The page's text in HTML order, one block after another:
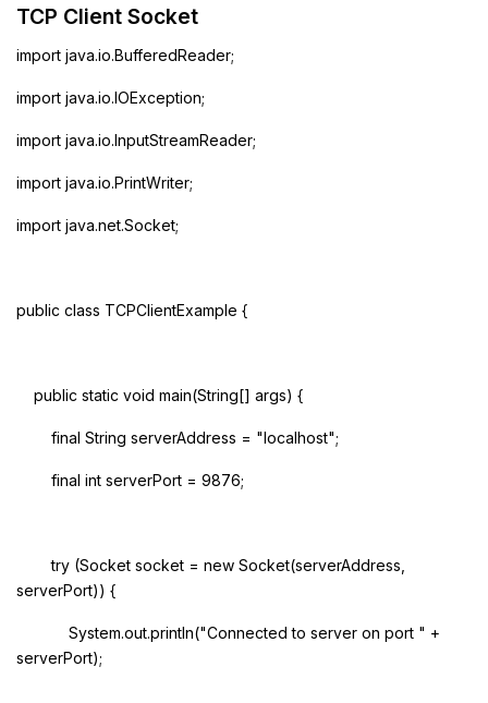
TCP Client Socket
import java.io.BufferedReader;
import java.io.IOException;
import java.io.InputStreamReader;
import java.io.PrintWriter;
import java.net.Socket;
public class TCPClientExample {
public static void main(String[] args) {
final String serverAddress = "localhost";
final int serverPort = 9876;
try (Socket socket = new Socket(serverAddress,
serverPort)) {
System.out.println("Connected to server on port " +
serverPort);